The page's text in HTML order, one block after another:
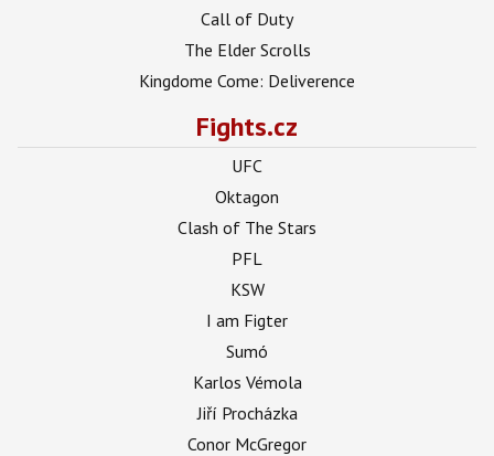
Call of Duty
The Elder Scrolls
Kingdome Come: Deliverence
Fights.cz
UFC
Oktagon
Clash of The Stars
PFL
KSW
I am Figter
Sumó
Karlos Vémola
Jiří Procházka
Conor McGregor